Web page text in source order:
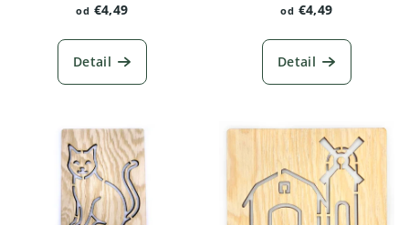
od €4,49
Detail
od €4,49
Detail